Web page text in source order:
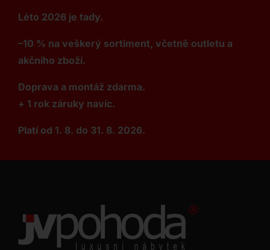
Léto 2026 je tady.
–10 % na veškerý sortiment, včetně outletu a
akčního zboží.
Doprava a montáž zdarma.
+ 1 rok záruky navíc.
Platí od 1. 8. do 31. 8. 2026.